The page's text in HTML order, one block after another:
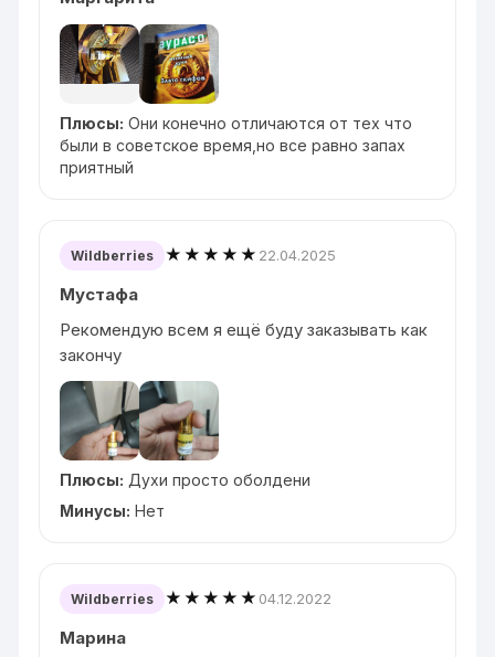
Плюсы: Они конечно отличаются от тех что
были в советское время,но все равно запах
приятный
Wildberries ★★★★★ 22.04.2025
Мустафа
Рекомендую всем я ещё буду заказывать как
закончу
Плюсы: Духи просто оболдени
Минусы: Нет
Wildberries ★★★★★ 04.12.2022
Марина